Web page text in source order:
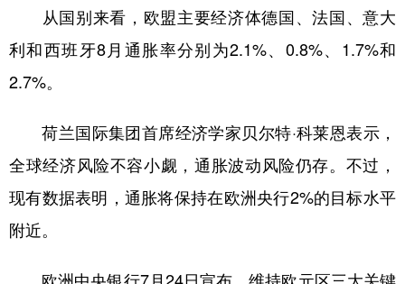
公益 一带一路 亚太网 上市公司
地方频道
北京 天津 河北 山西
从国别来看，欧盟主要经济体德国、法国、意大
利和西班牙8月通胀率分别为2.1%、0.8%、1.7%和
2.7%。
荷兰国际集团首席经济学家贝尔特·科莱恩表示，
全球经济风险不容小觑，通胀波动风险仍存。不过，
现有数据表明，通胀将保持在欧洲央行2%的目标水平
附近。
欧洲中央银行7月24日宣布，维持欧元区三大关键